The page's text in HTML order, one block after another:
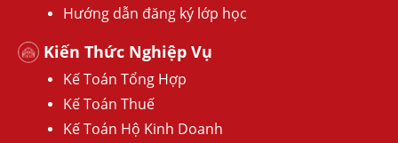
Hướng dẫn đăng ký lớp học
Kiến Thức Nghiệp Vụ
Kế Toán Tổng Hợp
Kế Toán Thuế
Kế Toán Hộ Kinh Doanh